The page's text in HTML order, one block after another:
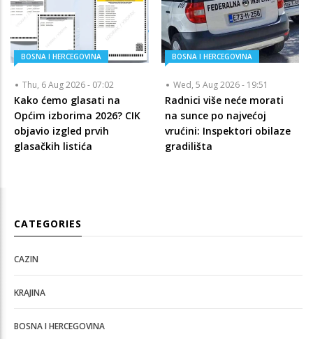
BOSNA I HERCEGOVINA
Thu, 6 Aug 2026 - 07:02
Kako ćemo glasati na
Općim izborima 2026? CIK
objavio izgled prvih
glasačkih listića
BOSNA I HERCEGOVINA
Wed, 5 Aug 2026 - 19:51
Radnici više neće morati
na sunce po najvećoj
vrućini: Inspektori obilaze
gradilišta
CATEGORIES
CAZIN
KRAJINA
BOSNA I HERCEGOVINA